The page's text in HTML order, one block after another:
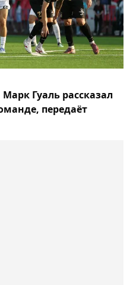
Гуаль рассказал
передаёт